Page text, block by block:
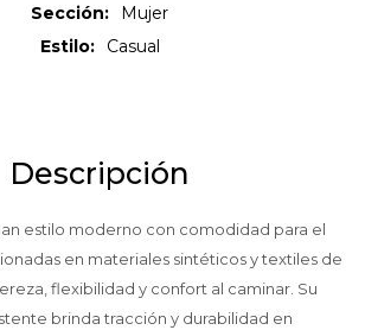
Sección
Mujer
Estilo
Casual
Descripción
estilo moderno con comodidad para el
en materiales sintéticos y textiles de
flexibilidad y confort al caminar. Su
brinda tracción y durabilidad en